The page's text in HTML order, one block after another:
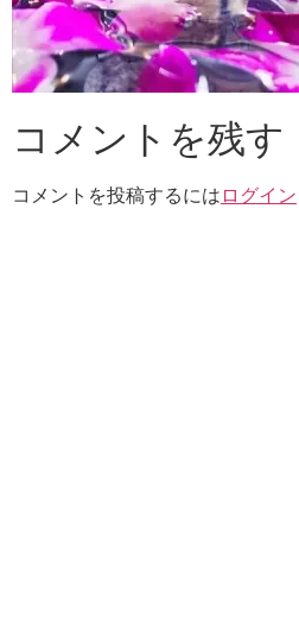
コメントを残す
コメントを投稿するには ログイン